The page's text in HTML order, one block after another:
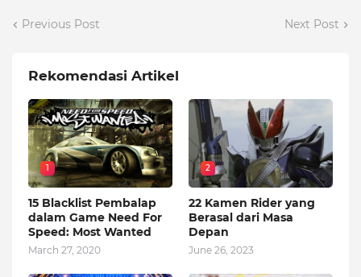
Previous Post Next Post
Rekomendasi Artikel
1
15 Blacklist Pembalap
dalam Game Need For
Speed: Most Wanted
March 27, 2020
2
22 Kamen Rider yang
Berasal dari Masa
Depan
June 26, 2023